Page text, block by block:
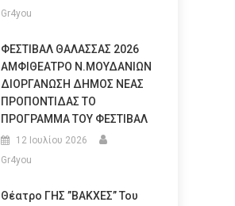
Gr4you
ΦΕΣΤΙΒΑΛ ΘΑΛΑΣΣΑΣ 2026
ΑΜΦΙΘΕΑΤΡΟ Ν.ΜΟΥΔΑΝΙΩΝ
ΔΙΟΡΓΑΝΩΣΗ ΔΗΜΟΣ ΝΕΑΣ
ΠΡΟΠΟΝΤΙΔΑΣ ΤΟ
ΠΡΟΓΡΑΜΜΑ ΤΟΥ ΦΕΣΤΙΒΑΛ
12 Ιουλίου 2026
Gr4you
Θέατρο ΓΗΣ ”ΒΑΚΧΕΣ” Του